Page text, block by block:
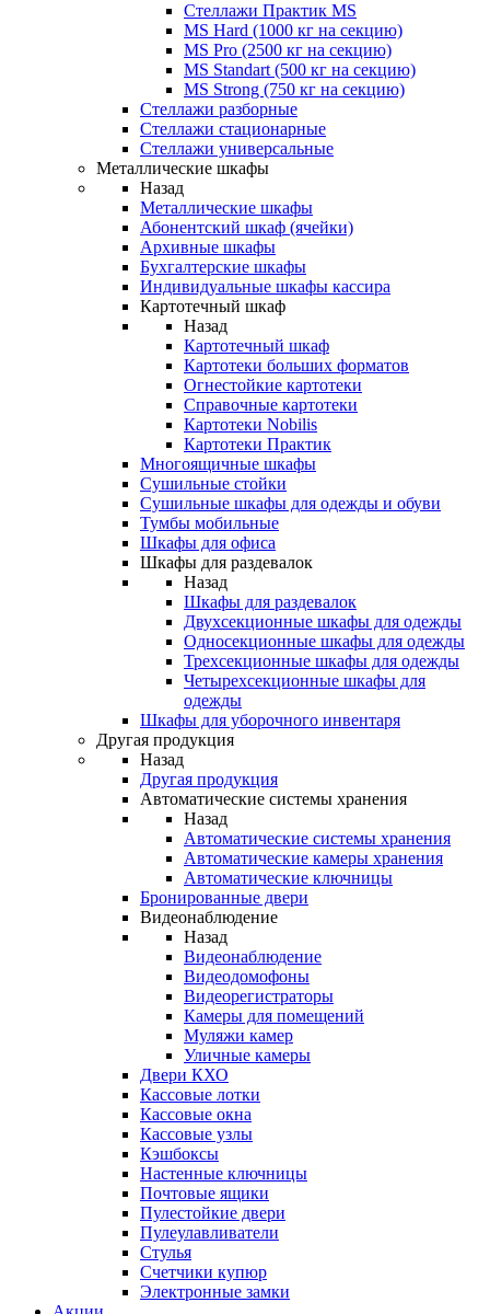
Стеллажи Практик MS
MS Hard (1000 кг на секцию)
MS Pro (2500 кг на секцию)
MS Standart (500 кг на секцию)
MS Strong (750 кг на секцию)
Стеллажи разборные
Стеллажи стационарные
Стеллажи универсальные
Металлические шкафы
Назад
Металлические шкафы
Абонентский шкаф (ячейки)
Архивные шкафы
Бухгалтерские шкафы
Индивидуальные шкафы кассира
Картотечный шкаф
Назад
Картотечный шкаф
Картотеки больших форматов
Огнестойкие картотеки
Справочные картотеки
Картотеки Nobilis
Картотеки Практик
Многоящичные шкафы
Сушильные стойки
Сушильные шкафы для одежды и обуви
Тумбы мобильные
Шкафы для офиса
Шкафы для раздевалок
Назад
Шкафы для раздевалок
Двухсекционные шкафы для одежды
Односекционные шкафы для одежды
Трехсекционные шкафы для одежды
Четырехсекционные шкафы для
одежды
Шкафы для уборочного инвентаря
Другая продукция
Назад
Другая продукция
Автоматические системы хранения
Назад
Автоматические системы хранения
Автоматические камеры хранения
Автоматические ключницы
Бронированные двери
Видеонаблюдение
Назад
Видеонаблюдение
Видеодомофоны
Видеорегистраторы
Камеры для помещений
Муляжи камер
Уличные камеры
Двери КХО
Кассовые лотки
Кассовые окна
Кассовые узлы
Кэшбоксы
Настенные ключницы
Почтовые ящики
Пулестойкие двери
Пулеулавливатели
Стулья
Счетчики купюр
Электронные замки